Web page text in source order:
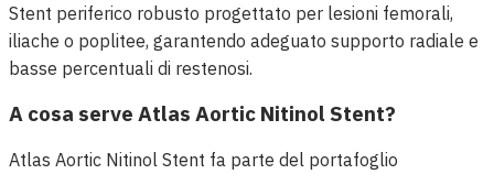
Stent periferico robusto progettato per lesioni femorali,
iliache o poplitee, garantendo adeguato supporto radiale e
basse percentuali di restenosi.
A cosa serve Atlas Aortic Nitinol Stent?
Atlas Aortic Nitinol Stent fa parte del portafoglio